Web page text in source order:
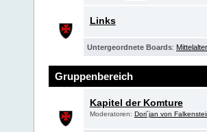
Links
Untergeordnete Boards:
Gruppenbereich
Kapitel der Komture
Moderatoren: Dori´jan von